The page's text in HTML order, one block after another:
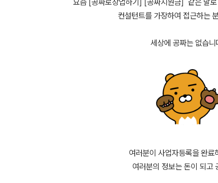
요즘 [공짜로창업하기] [공짜지원금] 같은 말
컨설턴트를 가장하여 접근하는
세상에 공짜는 없습니
여러분이 사업자등록을 완
여러분의 정보는 돈이 되고